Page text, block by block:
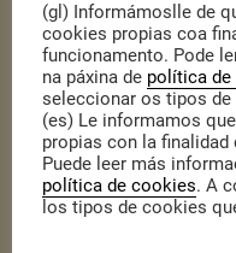
Este proxecto nace das
emprendido por
obxectivo foi o de fortalecer
mariscadoras e persoal
Mariscando conCiencias
confianza e transferencia
unha nova disciplina: as
tamén da danza
poremos en común
flote de Redondela.
(gl) Informámoslle de
cookies propias coa
funcionamento. Pode
na páxina de política
seleccionar os tipos de
(es) Le informamos
propias con la
Puede leer más
política de cookies. A
los tipos de cookies